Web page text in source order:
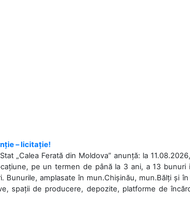
– licitație!
„Calea Ferată din Moldova” anunță: la
pe un termen de până la 3 ani, a 13
Bunurile, amplasate în mun.Chișinău, mun.Bălți și
spații de producere, depozite, platforme de